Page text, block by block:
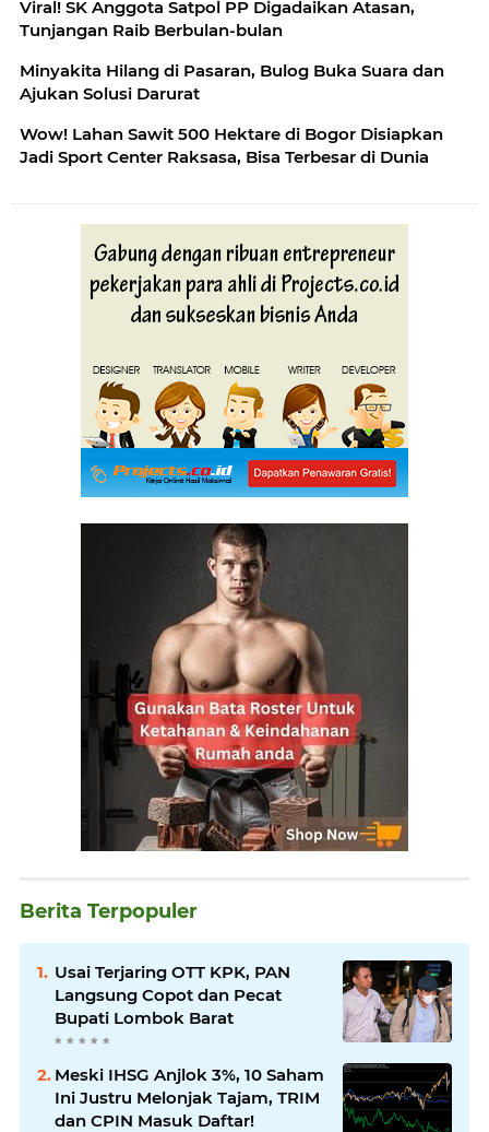
Viral! SK Anggota Satpol PP Digadaikan Atasan,
Tunjangan Raib Berbulan-bulan
Minyakita Hilang di Pasaran, Bulog Buka Suara dan
Ajukan Solusi Darurat
Wow! Lahan Sawit 500 Hektare di Bogor Disiapkan
Jadi Sport Center Raksasa, Bisa Terbesar di Dunia
Berita Terpopuler
Usai Terjaring OTT KPK, PAN
Langsung Copot dan Pecat
Bupati Lombok Barat
Meski IHSG Anjlok 3%, 10 Saham
Ini Justru Melonjak Tajam, TRIM
dan CPIN Masuk Daftar!